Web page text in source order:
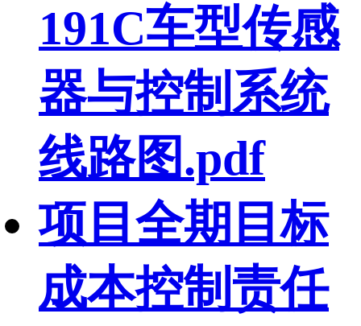
191C车型传感
器与控制系统
线路图.pdf
项目全期目标
成本控制责任